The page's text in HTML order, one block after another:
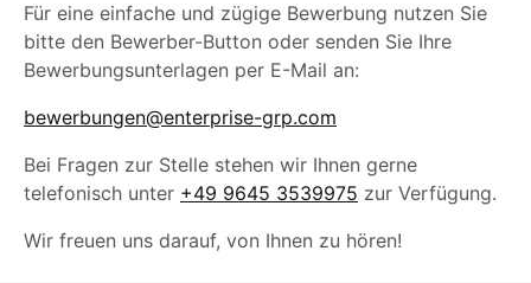
Für eine einfache und zügige Bewerbung nutzen Sie
bitte den Bewerber-Button oder senden Sie Ihre
Bewerbungsunterlagen per E-Mail an:
bewerbungen@enterprise-grp.com
Bei Fragen zur Stelle stehen wir Ihnen gerne
telefonisch unter +49 9645 3539975 zur Verfügung.
Wir freuen uns darauf, von Ihnen zu hören!